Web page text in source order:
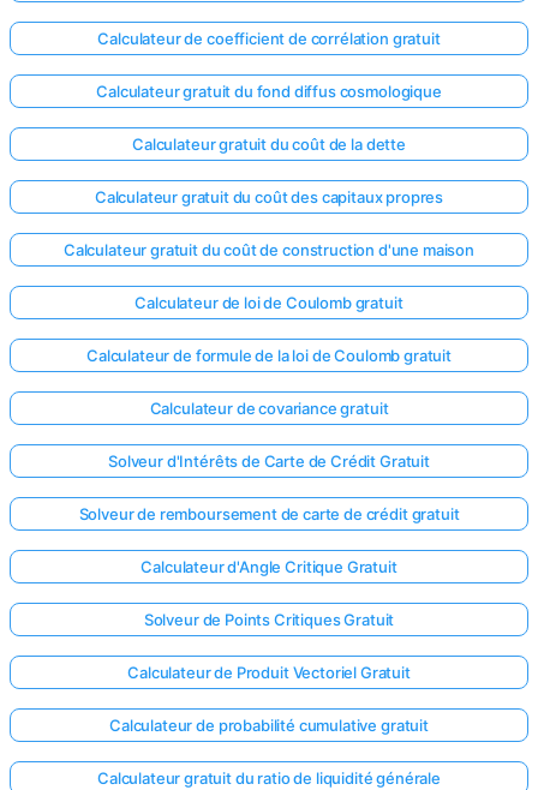
Calculateur de coefficient de corrélation gratuit
Calculateur gratuit du fond diffus cosmologique
Calculateur gratuit du coût de la dette
Calculateur gratuit du coût des capitaux propres
Calculateur gratuit du coût de construction d'une maison
Calculateur de loi de Coulomb gratuit
Calculateur de formule de la loi de Coulomb gratuit
Calculateur de covariance gratuit
Solveur d'Intérêts de Carte de Crédit Gratuit
Solveur de remboursement de carte de crédit gratuit
Calculateur d'Angle Critique Gratuit
Solveur de Points Critiques Gratuit
Calculateur de Produit Vectoriel Gratuit
Calculateur de probabilité cumulative gratuit
Calculateur gratuit du ratio de liquidité générale